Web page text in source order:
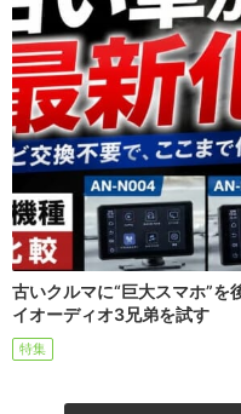
古いクルマに“巨大スマホ”を
イオーディオ3兄弟を試す
特集